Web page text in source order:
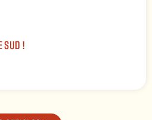
SUD !